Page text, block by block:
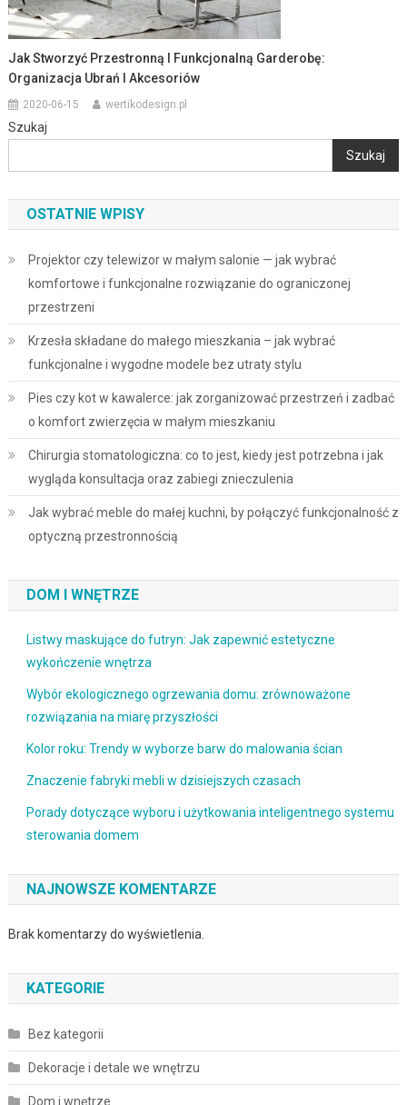
Jak Stworzyć Przestronną I Funkcjonalną Garderobę:
Organizacja Ubrań I Akcesoriów
2020-06-15 wertikodesign.pl
Szukaj
Szukaj
OSTATNIE WPISY
Projektor czy telewizor w małym salonie — jak wybrać
komfortowe i funkcjonalne rozwiązanie do ograniczonej
przestrzeni
Krzesła składane do małego mieszkania – jak wybrać
funkcjonalne i wygodne modele bez utraty stylu
Pies czy kot w kawalerce: jak zorganizować przestrzeń i zadbać
o komfort zwierzęcia w małym mieszkaniu
Chirurgia stomatologiczna: co to jest, kiedy jest potrzebna i jak
wygląda konsultacja oraz zabiegi znieczulenia
Jak wybrać meble do małej kuchni, by połączyć funkcjonalność z
optyczną przestronnością
DOM I WNĘTRZE
Listwy maskujące do futryn: Jak zapewnić estetyczne
wykończenie wnętrza
Wybór ekologicznego ogrzewania domu: zrównoważone
rozwiązania na miarę przyszłości
Kolor roku: Trendy w wyborze barw do malowania ścian
Znaczenie fabryki mebli w dzisiejszych czasach
Porady dotyczące wyboru i użytkowania inteligentnego systemu
sterowania domem
NAJNOWSZE KOMENTARZE
Brak komentarzy do wyświetlenia.
KATEGORIE
Bez kategorii
Dekoracje i detale we wnętrzu
Dom i wnętrze